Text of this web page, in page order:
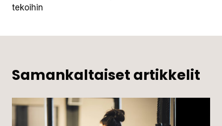
tekoihin
Samankaltaiset artikkelit